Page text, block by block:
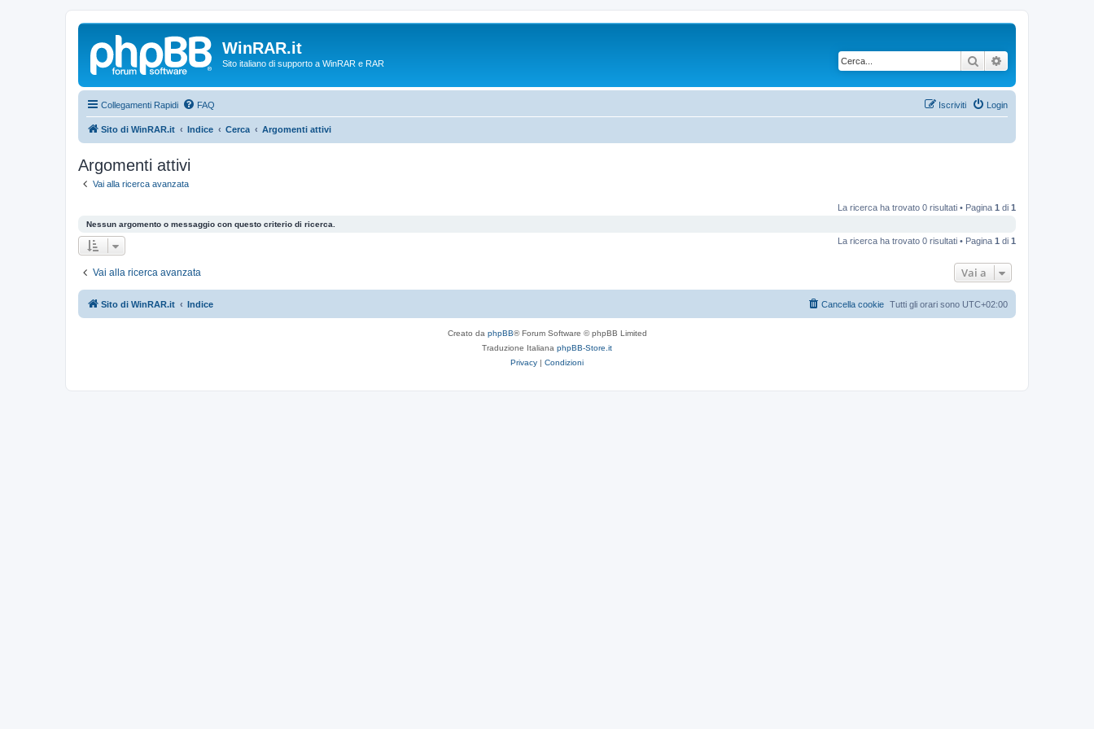
WinRAR.it
Sito italiano di supporto a WinRAR e RAR Cerca
Collegamenti Rapidi FAQ Login
Iscriviti
Sito di WinRAR.it Indice Cerca Argomenti attivi
Argomenti attivi
Vai alla ricerca avanzata
La ricerca ha trovato 0 risultati • Pagina 1 di 1
Nessun argomento o messaggio con questo criterio di ricerca.
La ricerca ha trovato 0 risultati • Pagina 1 di 1
Vai alla ricerca avanzata Vai a
Sito di WinRAR.it Indice Tutti gli orari sono UTC+02:00
Cancella cookie
Creato da phpBB® Forum Software © phpBB Limited
Traduzione Italiana phpBB-Store.it
Privacy | Condizioni